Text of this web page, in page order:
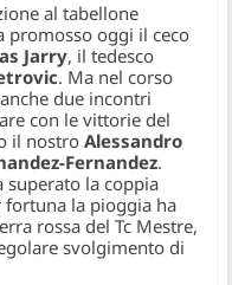
al tabellone
promosso oggi il ceco
Jarry, il tedesco
. Ma nel corso
due incontri
con le vittorie del
il nostroAlessandro
Fernandez.
la coppia
fortuna la pioggia ha
rossa del Tc Mestre,
svolgimento di